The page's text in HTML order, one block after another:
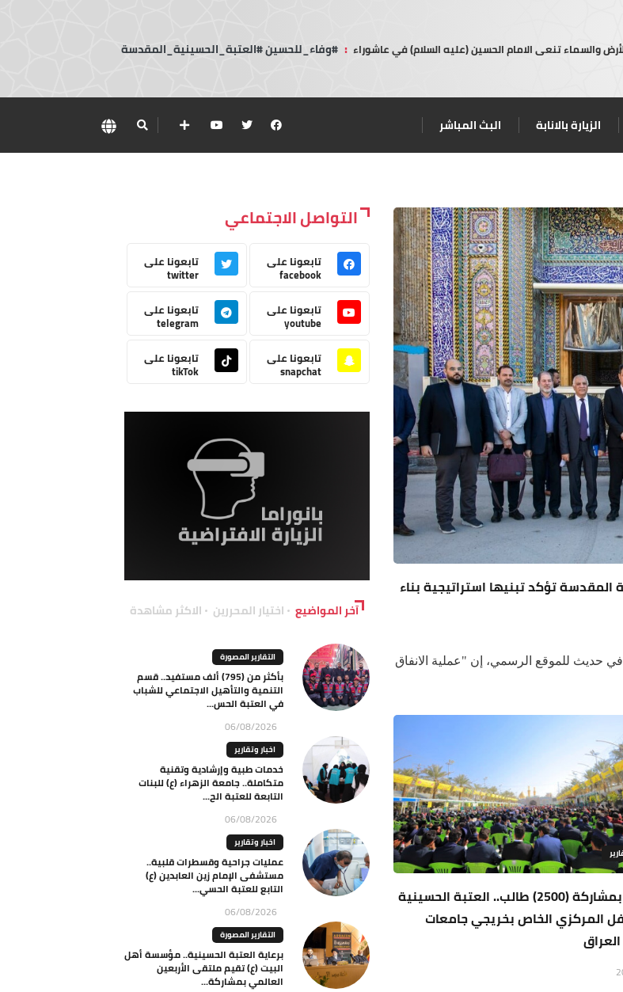
والسماء تنعى الامام الحسين (عليه السلام) في عاشوراء : #وفاء_للحسين #العتبة_الحسينية_المقدسة
الزيارة بالانابة البث المباشر
المقدسة تؤكد تبنيها استراتيجية بناء
حديث للموقع الرسمي، إن "عملية الانفاق
الفيديو: بمشاركة (2500) طالب.. العتبة الحسينية
المركزي الخاص بخريجي جامعات
التواصل الاجتماعي
تابعونا على
facebook
تابعونا على
twitter
تابعونا على
youtube
تابعونا على
telegram
تابعونا على
snapchat
تابعونا على
tikTok
آخر المواضيع اختيار المحررين الاكثر مشاهدة
التقارير المصورة
بأكثر من (795) ألف مستفيد.. قسم
التنمية والتأهيل الاجتماعي للشباب
في العتبة الحس...
06/08/2026
اخبار وتقارير
خدمات طبية وإرشادية وتقنية
متكاملة.. جامعة الزهراء (ع) للبنات
التابعة للعتبة الح...
06/08/2026
اخبار وتقارير
عمليات جراحية وقسطرات قلبية..
مستشفى الإمام زين العابدين (ع)
التابع للعتبة الحسي...
06/08/2026
التقارير المصورة
برعاية العتبة الحسينية.. مؤسسة أهل
البيت (ع) تقيم ملتقى الأربعين
العالمي بمشاركة...